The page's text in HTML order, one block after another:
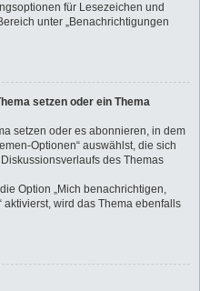
für Lesezeichen und
unter „Benachrichtigungen
setzen oder ein Thema
setzen oder es abonnieren, in dem
Optionen“ auswählst, die sich
des Themas
Option „Mich benachrichtigen,
wird das Thema ebenfalls